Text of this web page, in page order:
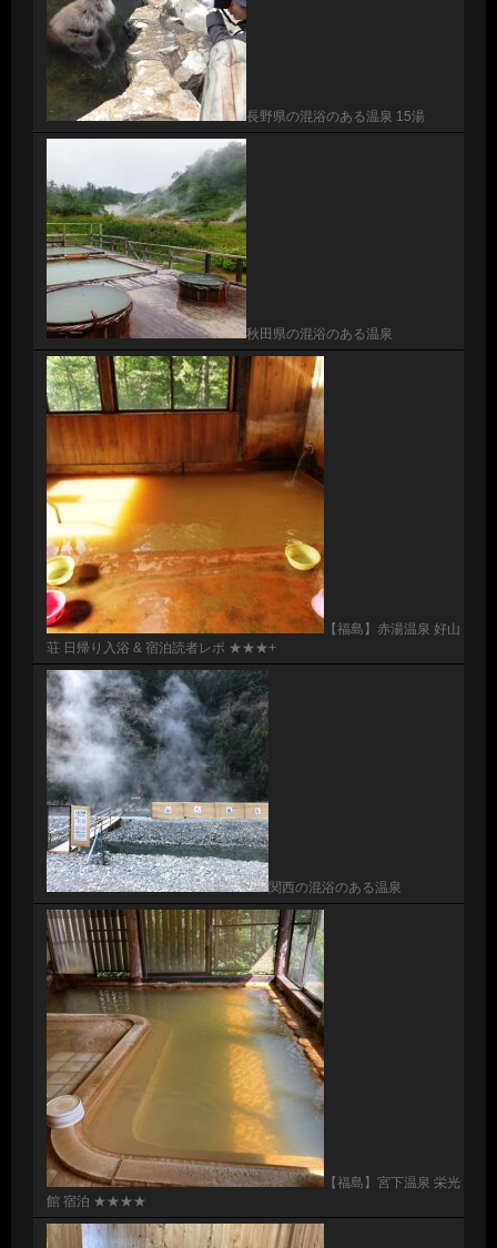
長野県の混浴のある温泉 15湯
秋田県の混浴のある温泉
【福島】赤湯温泉 好山
荘 日帰り入浴 & 宿泊読者レポ ★★★+
関西の混浴のある温泉
【福島】宮下温泉 栄光
館 宿泊 ★★★★